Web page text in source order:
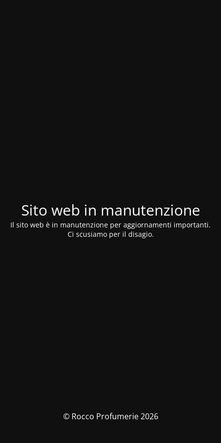
Sito web in manutenzione
Il sito web è in manutenzione per aggiornamenti importanti.
Ci scusiamo per il disagio.
© Rocco Profumerie 2026